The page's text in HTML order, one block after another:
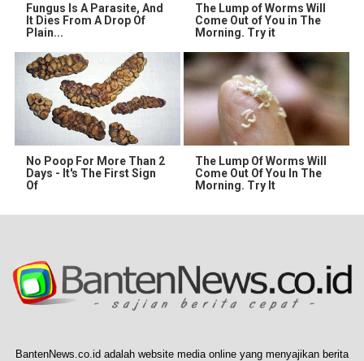
Fungus Is A Parasite, And
It Dies From A Drop Of
Plain...
The Lump of Worms Will
Come Out of You in The
Morning. Try it
No Poop For More Than 2
Days - It's The First Sign
Of
The Lump Of Worms Will
Come Out Of You In The
Morning. Try It
BantenNews.co.id adalah website media online yang menyajikan berita